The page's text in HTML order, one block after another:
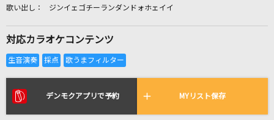
全国りれき
リアルタイムで歌われている曲の一覧
ジンイェゴチーランダンドォホェイイ
対応カラオケコンテンツ
デンモクアプリで予約 MYリスト保存